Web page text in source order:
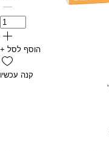
+ הוסף לסל
קנה עכשיו